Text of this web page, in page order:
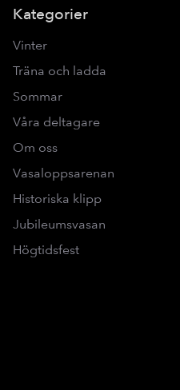
Kategorier
Vinter
Träna och ladda
Sommar
Våra deltagare
Om oss
Vasaloppsarenan
Historiska klipp
Jubileumsvasan
Högtidsfest